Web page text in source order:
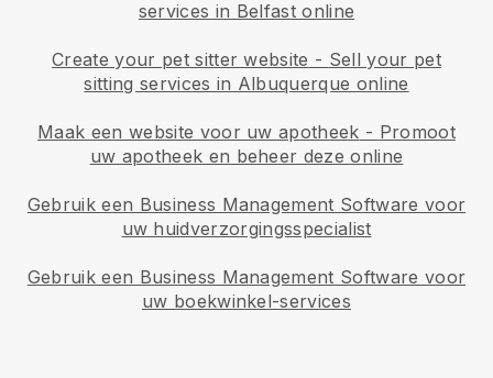
services in Belfast online
Create your pet sitter website - Sell your pet
sitting services in Albuquerque online
Maak een website voor uw apotheek - Promoot
uw apotheek en beheer deze online
Gebruik een Business Management Software voor
uw huidverzorgingsspecialist
Gebruik een Business Management Software voor
uw boekwinkel-services